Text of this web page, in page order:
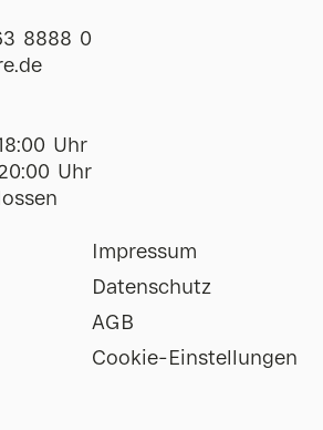
8888 0
de
Uhr
Uhr
Impressum
Datenschutz
AGB
Cookie-Einstellungen